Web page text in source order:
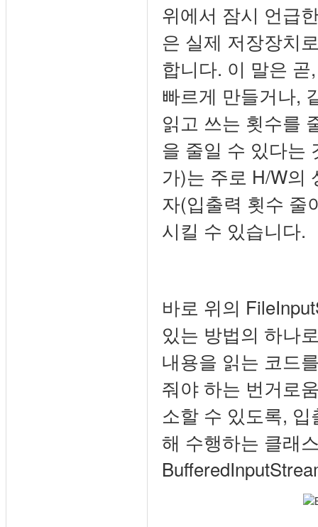
위에서 잠시 언급
은 실제 저장장치
합니다. 이 말은
빠르게 만들거나,
읽고 쓰는 횟수를
을 줄일 수 있다는
가)는 주로 H/W의
자(입출력 횟수 줄
시킬 수 있습니다.
바로 위의
있는 방법의 하나
내용을 읽는 코드
줘야 하는 번거로
소할 수 있도록,
해 수행하는 클래